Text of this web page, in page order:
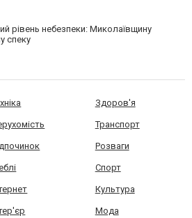
рівень небезпеки: Миколаївщину
спеку
Здоров'я
Транспорт
Розваги
Спорт
Культура
Мода